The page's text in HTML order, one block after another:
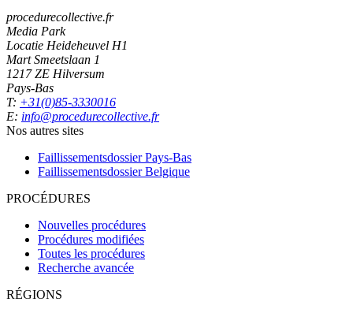
procedurecollective.fr
Media Park
Locatie Heideheuvel H1
Mart Smeetslaan 1
1217 ZE Hilversum
Pays-Bas
T: +31(0)85-3330016
E: info@procedurecollective.fr
Nos autres sites
Faillissementsdossier Pays-Bas
Faillissementsdossier Belgique
PROCÉDURES
Nouvelles procédures
Procédures modifiées
Toutes les procédures
Recherche avancée
RÉGIONS